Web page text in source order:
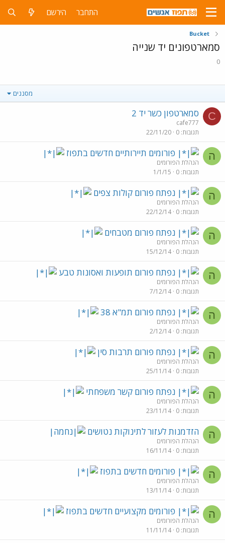
התחבר הירשם
Bucket
סמארטפונים יד שנייה
0
מסננים
C סמארטפון כשר יד 2
cafe777
תגובות 0
22/11/20
ה פורומים תיירותיים חדשים בתפוז
הנהלת הפורומים
תגובות 0
1/1/15
ה נפתח פורום קולות צפים
הנהלת הפורומים
תגובות 0
22/12/14
ה נפתח פורום מטבחים
הנהלת הפורומים
תגובות 0
15/12/14
ה נפתח פורום תופעות ואסונות טבע
הנהלת הפורומים
תגובות 0
7/12/14
ה נפתח פורום תמ"א 38
הנהלת הפורומים
תגובות 0
2/12/14
ה נפתח פורום תרבות סין
הנהלת הפורומים
תגובות 0
25/11/14
ה נפתח פורום קשר משפחתי
הנהלת הפורומים
תגובות 0
23/11/14
ה הזדמנות לעזור לתינוקות נטושים
הנהלת הפורומים
תגובות 0
16/11/14
ה פורומים חדשים בתפוז
הנהלת הפורומים
תגובות 0
13/11/14
ה פורומים מקצועיים חדשים בתפוז
הנהלת הפורומים
תגובות 0
11/11/14